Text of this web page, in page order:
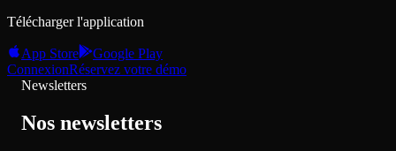
Télécharger l'application
App Store
Google Play
ConnexionRéservez votre démo
Newsletters
Nos newsletters